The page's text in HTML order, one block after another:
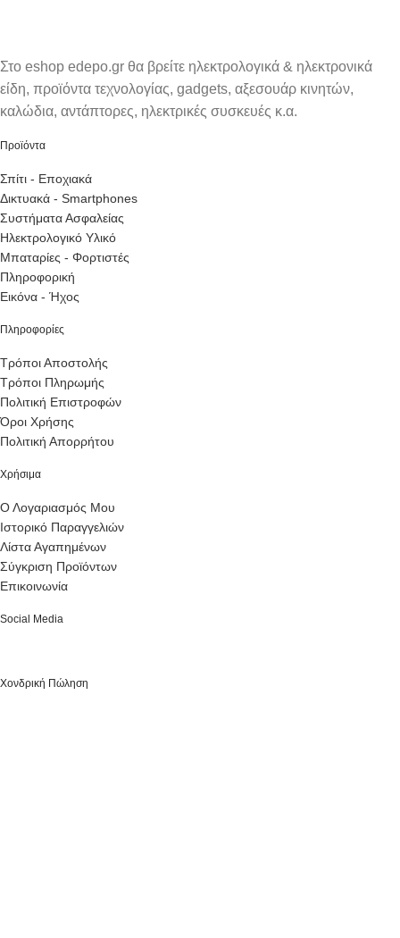
Στο eshop edepo.gr θα βρείτε ηλεκτρολογικά & ηλεκτρονικά
είδη, προϊόντα τεχνολογίας, gadgets, αξεσουάρ κινητών,
καλώδια, αντάπτορες, ηλεκτρικές συσκευές κ.α.
Προϊόντα
Σπίτι - Εποχιακά
Δικτυακά - Smartphones
Συστήματα Ασφαλείας
Ηλεκτρολογικό Υλικό
Μπαταρίες - Φορτιστές
Πληροφορική
Εικόνα - Ήχος
Πληροφορίες
Τρόποι Αποστολής
Τρόποι Πληρωμής
Πολιτική Επιστροφών
Όροι Χρήσης
Πολιτική Απορρήτου
Χρήσιμα
Ο Λογαριασμός Μου
Ιστορικό Παραγγελιών
Λίστα Αγαπημένων
Σύγκριση Προϊόντων
Επικοινωνία
Social Media
Χονδρική Πώληση